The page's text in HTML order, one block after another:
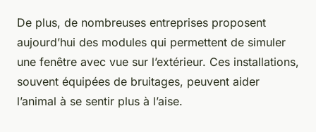
De plus, de nombreuses entreprises proposent
aujourd’hui des modules qui permettent de simuler
une fenêtre avec vue sur l’extérieur. Ces installations,
souvent équipées de bruitages, peuvent aider
l’animal à se sentir plus à l’aise.